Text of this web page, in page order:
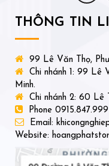
THÔNG TIN
99 Lê Văn Thọ,
Chi nhánh 1: 99 Lê
Minh.
Chi nhánh 2: 60 Lê
Phone 0915.847.999
Email:
Website: